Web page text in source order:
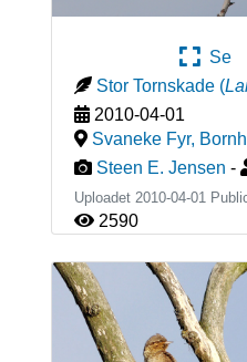
Se
Stor Tornskade (
2010-04-01
Svaneke Fyr,
Steen E. Jensen -
Uploadet 2010-04-01
2590